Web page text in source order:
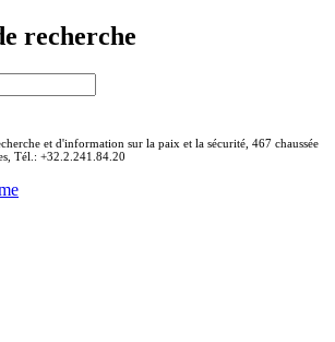
recherche
et d'information sur la paix et la sécurité, 467 chaussée
Tél.: +32.2.241.84.20